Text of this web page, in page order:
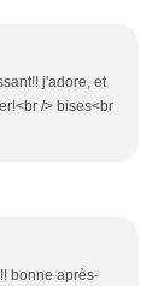
j'adore, et
/> bises<br
bonne après-